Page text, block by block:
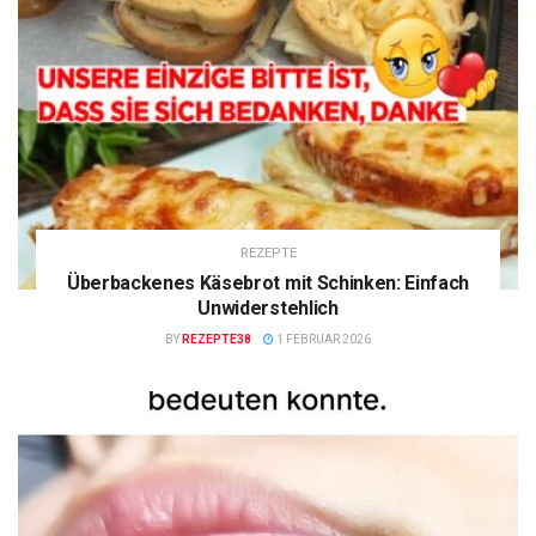
REZEPTE
Überbackenes Käsebrot mit Schinken: Einfach
Unwiderstehlich
BY REZEPTE38 1 FEBRUAR 2026